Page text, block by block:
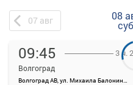
07 авг 08
09:45
Волгоград
Волгоград АВ, ул. Михаила Балонина, 11
3 ч.